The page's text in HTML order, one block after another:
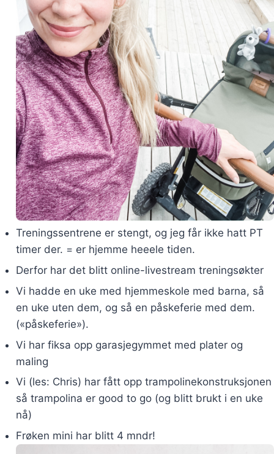
Treningssentrene er stengt, og jeg får ikke hatt PT
timer der. = er hjemme heeele tiden.
Derfor har det blitt online-livestream treningsøkter
Vi hadde en uke med hjemmeskole med barna, så
en uke uten dem, og så en påskeferie med dem.
(«påskeferie»).
Vi har fiksa opp garasjegymmet med plater og
maling
Vi (les: Chris) har fått opp trampolinekonstruksjonen
så trampolina er good to go (og blitt brukt i en uke
nå)
Frøken mini har blitt 4 mndr!